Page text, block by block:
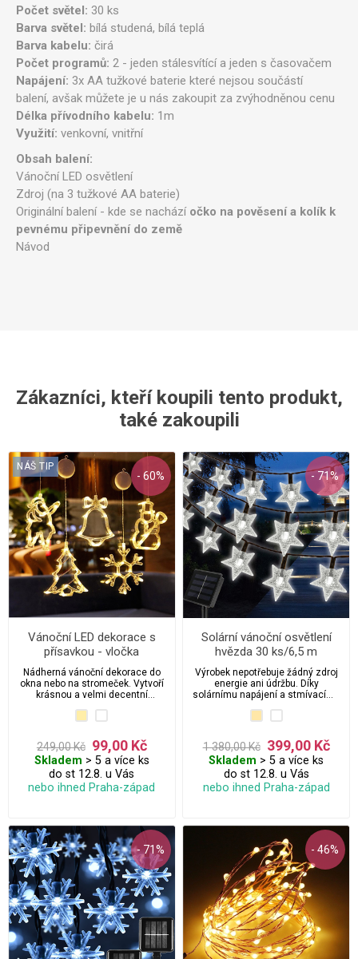
Počet světel: 30 ks
Barva světel: bílá studená, bílá teplá
Barva kabelu: čirá
Počet programů: 2 - jeden stálesvítící a jeden s časovačem
Napájení: 3x AA tužkové baterie které nejsou součástí
balení, avšak můžete je u nás zakoupit za zvýhodněnou cenu
Délka přívodního kabelu: 1m
Využití: venkovní, vnitřní
Obsah balení:
Vánoční LED osvětlení
Zdroj (na 3 tužkové AA baterie)
Originální balení - kde se nachází očko na pověsení a kolík k
pevnému připevnění do země
Návod
Zákazníci, kteří koupili tento produkt,
také zakoupili
- 60%
NÁŠ TIP
Vánoční LED dekorace s
přísavkou - vločka
Nádherná vánoční dekorace do
okna nebo na stromeček. Vytvoří
krásnou a velmi decentní
249,00 Kč 99,00 Kč
Skladem > 5 a více ks
do st 12.8. u Vás
nebo ihned Praha-západ
- 71%
Solární vánoční osvětlení
hvězda 30 ks/6,5 m
Výrobek nepotřebuje žádný zdroj
energie ani údržbu. Díky
solárnímu napájení a stmívacímu
1 380,00 Kč 399,00 Kč
Skladem > 5 a více ks
do st 12.8. u Vás
nebo ihned Praha-západ
- 71% - 46%